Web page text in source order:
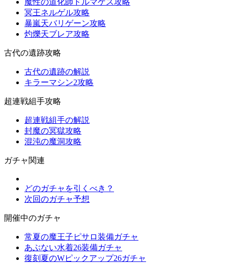
魔性の道化師ドルマゲス攻略
冥王ネルゲル攻略
暴嵐天バリゲーン攻略
灼爍天ブレア攻略
古代の遺跡攻略
古代の遺跡の解説
キラーマシン2攻略
超連戦組手攻略
超連戦組手の解説
封魔の冥獄攻略
混沌の魔洞攻略
ガチャ関連
どのガチャを引くべき？
次回のガチャ予想
開催中のガチャ
常夏の魔王子ピサロ装備ガチャ
あぶない水着26装備ガチャ
復刻夏のWピックアップ26ガチャ